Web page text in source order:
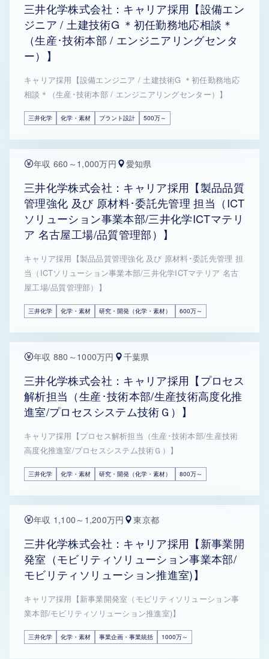
三井化学株式会社：キャリア採用【設備エン
ジニア / 土建技術G ＊初任勤務地応相談＊
（生産･技術本部 / エンジニアリングセンタ
ー）】
キャリア採用【設備エンジニア / 土建技術G ＊初任勤務地応
相談＊（生産･技術本部 / エンジニアリングセンター）】
三井化学 化学・素材 プラント設計 500万～
年収 660～1,000万円 愛知県
三井化学株式会社：キャリア採用【製品品質
管理強化 及び 原材料･委託先管理 担当（ICT
ソリューション事業本部/三井化学ICTマテリ
ア 名古屋工場/品質管理部）】
キャリア採用【製品品質管理強化 及び 原材料･委託先管理 担
当（ICTソリューション事業本部/三井化学ICTマテリア 名古
屋工場/品質管理部）】
三井化学 化学・素材 研究・開発（化学・素材） 600万～
年収 880～1000万円 千葉県
三井化学株式会社：キャリア採用【プロセス
解析担当（生産･技術本部/生産技術高度化推
進室/プロセスシステム技術Ｇ）】
キャリア採用【プロセス解析担当（生産･技術本部/生産技術
高度化推進室/プロセスシステム技術Ｇ）】
三井化学 化学・素材 研究・開発（化学・素材） 800万～
年収 1,100～1,200万円 東京都
三井化学株式会社：キャリア採用【新事業開
発室（モビリティソリューション事業本部/
モビリティソリューション推進室)】
キャリア採用【新事業開発室（モビリティソリューション事
業本部/モビリティソリューション推進室)】
三井化学 化学・素材 事業企画・事業統括 1000万～